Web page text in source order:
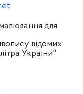
малювання для
відомих
України"